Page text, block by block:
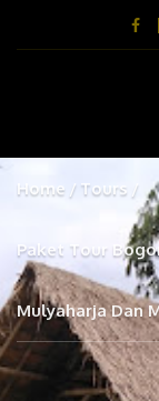
Home Tours
Paket Tour
Mulyaharja Dan